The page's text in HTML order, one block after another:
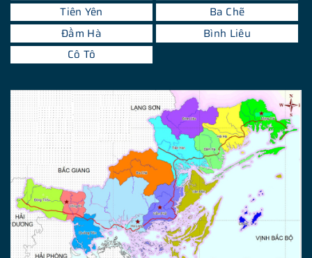
Tiên Yên
Ba Chẽ
Đầm Hà
Bình Liêu
Cô Tô